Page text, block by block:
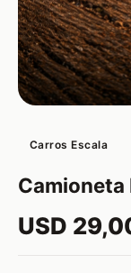
Carros Escala
Camioneta
USD